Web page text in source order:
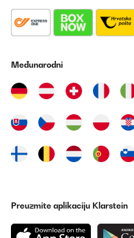
Međunarodni
Preuzmite aplikaciju Klarstein